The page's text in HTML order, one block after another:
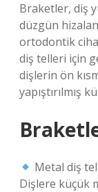
Braketler, diş
düzgün
ortodontik
diş telleri için
dişlerin ön
yapıştırılmış
Metal diş
Dişlere küçük